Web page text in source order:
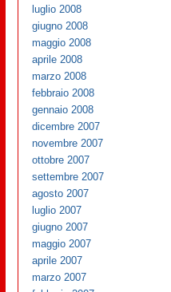
luglio 2008
giugno 2008
maggio 2008
aprile 2008
marzo 2008
febbraio 2008
gennaio 2008
dicembre 2007
novembre 2007
ottobre 2007
settembre 2007
agosto 2007
luglio 2007
giugno 2007
maggio 2007
aprile 2007
marzo 2007